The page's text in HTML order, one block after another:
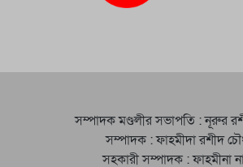
সম্পাদক মণ্ডলীর সভাপতি : নূরুর
সম্পাদক : ফাহমীদা রশীদ
সহকারী সম্পাদক : ফাহমীনা